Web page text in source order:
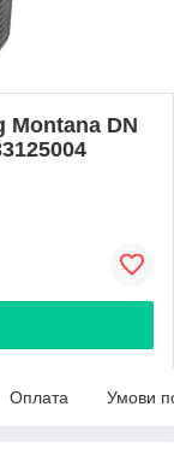
Montana DN
Оплата Умови